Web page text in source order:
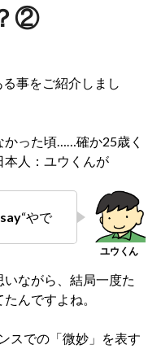
②
事をご紹介しまし
った頃……確か25歳く
本人：ユウくんが
“やで
ながら、結局一度た
んですよね。
スでの「微妙」を表す